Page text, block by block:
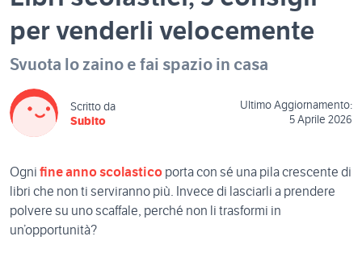
per venderli velocemente
Svuota lo zaino e fai spazio in casa
Scritto da
Subito
Ultimo Aggiornamento:
5 Aprile 2026
Ogni fine anno scolastico porta con sé una pila crescente di
libri che non ti serviranno più. Invece di lasciarli a prendere
polvere su uno scaffale, perché non li trasformi in
un’opportunità?